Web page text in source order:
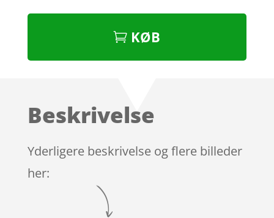
KØB
Beskrivelse
Yderligere beskrivelse og flere billeder
her: